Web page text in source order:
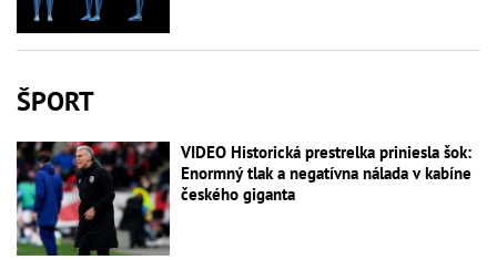
ŠPORT
VIDEO Historická prestrelka priniesla šok:
Enormný tlak a negatívna nálada v kabíne
českého giganta